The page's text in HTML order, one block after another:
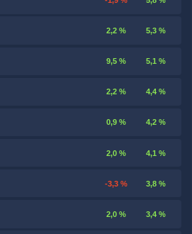
2,2 % 5,3 %
9,5 % 5,1 %
2,2 % 4,4 %
0,9 % 4,2 %
2,0 % 4,1 %
-3,3 % 3,8 %
2,0 % 3,4 %